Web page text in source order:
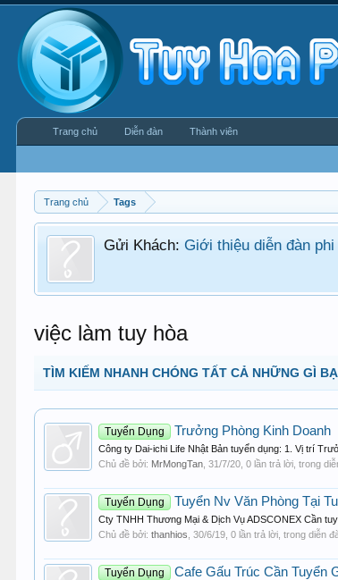
Trang chủ Tags
Gửi Khách:Giới thiệu diễn đàn
việc làm tuy hòa
TÌM KIẾM NHANH CHÓNG TẤT CẢ NHỮNG GÌ
Tuyển Dụng Trưởng Phòng Kinh Doanh
Công ty Dai-ichi Life Nhật Bản tuyển dụng: 1. Vị trí
Chủ đề bởi: MrMongTan ,31/7/20 , 0 lần trả lời, trong
Tuyển Dụng Tuyển Nv Văn Phòng Tại
Cty TNHH Thương Mại & Dịch Vụ ADSCONEX Cần
Chủ đề bởi:thanhios ,30/6/19 , 0 lần trả lời, trong diễn
Tuyển Dụng Cafe Gấu Trúc Cần Tuyển
Trang chủ Diễn đàn Thành viên